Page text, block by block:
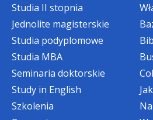
Studia II stopnia
Jednolite magisterskie
Studia podyplomowe
Studia MBA
Seminaria doktorskie
Study in English
Szkolenia